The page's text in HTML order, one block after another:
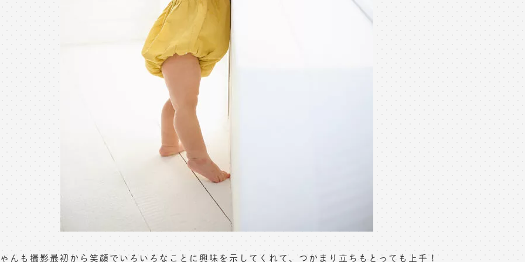
んも撮影最初から笑顔でいろいろなことに興味を示してくれて、つかまり立ちもとっても上手！